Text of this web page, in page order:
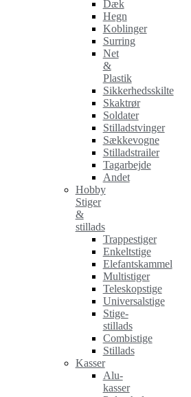
Dæk
Hegn
Koblinger
Surring
Net
&
Plastik
Sikkerhedsskilte
Skaktrør
Soldater
Stilladstvinger
Sækkevogne
Stilladstrailer
Tagarbejde
Andet
Hobby
Stiger
&
stillads
Trappestiger
Enkeltstige
Elefantskammel
Multistiger
Teleskopstige
Universalstige
Stige-
stillads
Combistige
Stillads
Kasser
Alu-
kasser